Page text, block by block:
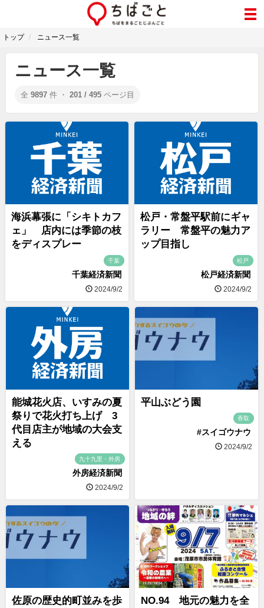
トップ ニュース一覧
ニュース一覧
全 9897 件 ・ 201 / 495 ページ目
海浜幕張に「シキトカフ
ェ」 店内には季節の枝
をディスプレー
千葉
千葉経済新聞
2024/9/2
松戸・常盤平駅前にギャ
ラリー 常盤平の魅力ア
ップ目指し
松戸
松戸経済新聞
2024/9/2
能城花火店、いすみの夏
祭りで花火打ち上げ 3
代目店主が地域の大会支
える
九十九里・外房
外房経済新聞
2024/9/2
平山ぶどう園
香取
#スイゴウナウ
2024/9/2
佐原の歴史的町並みを歩
NO.94 地元の魅力を全